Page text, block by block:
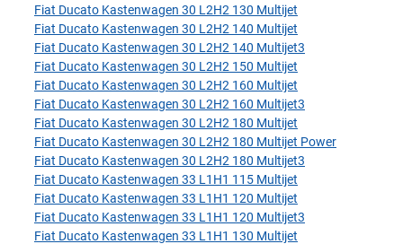
Fiat Ducato Kastenwagen 30 L2H2 130 Multijet
Fiat Ducato Kastenwagen 30 L2H2 140 Multijet
Fiat Ducato Kastenwagen 30 L2H2 140 Multijet3
Fiat Ducato Kastenwagen 30 L2H2 150 Multijet
Fiat Ducato Kastenwagen 30 L2H2 160 Multijet
Fiat Ducato Kastenwagen 30 L2H2 160 Multijet3
Fiat Ducato Kastenwagen 30 L2H2 180 Multijet
Fiat Ducato Kastenwagen 30 L2H2 180 Multijet Power
Fiat Ducato Kastenwagen 30 L2H2 180 Multijet3
Fiat Ducato Kastenwagen 33 L1H1 115 Multijet
Fiat Ducato Kastenwagen 33 L1H1 120 Multijet
Fiat Ducato Kastenwagen 33 L1H1 120 Multijet3
Fiat Ducato Kastenwagen 33 L1H1 130 Multijet